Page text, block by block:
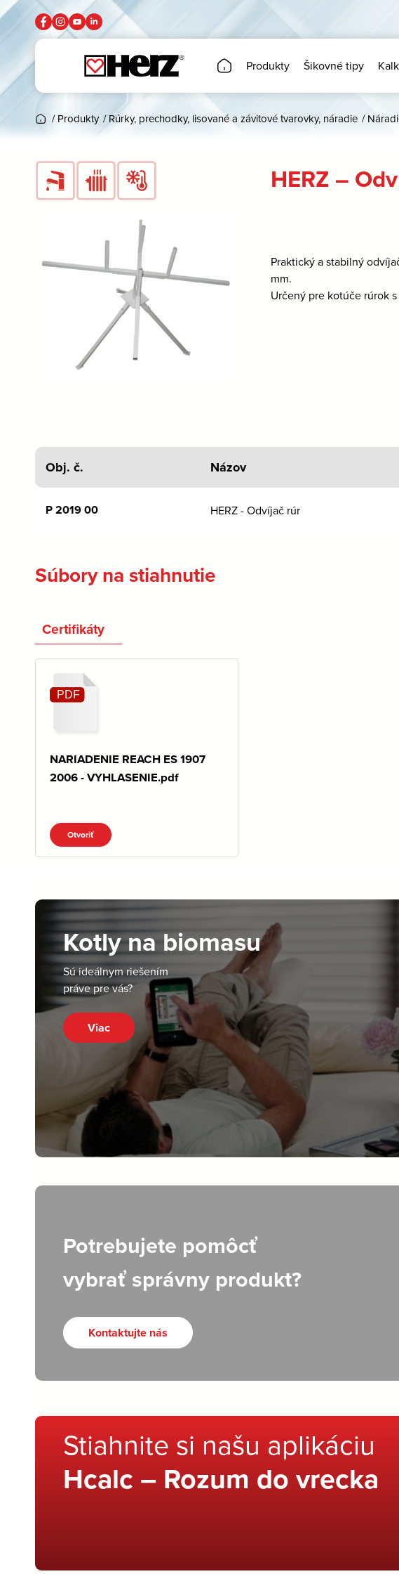
Produkty Šikovné tipy
/ Produkty / Rúrky, prechodky, lisované a závitové tvarovky, náradie /
HERZ –
Praktický a stabilný
mm.
Určený pre kotúče rúrok
Obj. č. Názov
P 2019 00 HERZ - Odvíjač rúr
Súbory na stiahnutie
Certifikáty
NARIADENIE REACH ES 1907
2006 - VYHLASENIE.pdf
Otvoriť
Kotly na biomasu
Sú ideálnym riešením
práve pre vás?
Viac
Potrebujete pomôcť
vybrať správny produkt?
Kontaktujte nás
Stiahnite si našu aplikáciu
Hcalc – Rozum do vrecka